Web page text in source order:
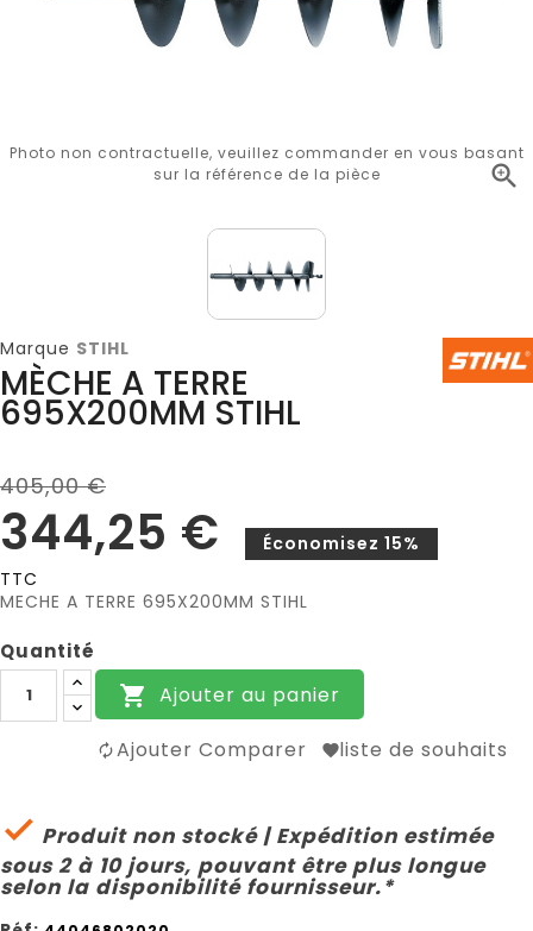

Photo non contractuelle, veuillez commander en vous basant
sur la référence de la pièce
Marque STIHL
MÈCHE A TERRE
695X200MM STIHL
405,00 €
344,25 €
Économisez 15%
TTC
MECHE A TERRE 695X200MM STIHL
Quantité
 Ajouter au panier
Ajouter Comparer liste de souhaits
 Produit non stocké | Expédition estimée
sous 2 à 10 jours, pouvant être plus longue
selon la disponibilité fournisseur.*